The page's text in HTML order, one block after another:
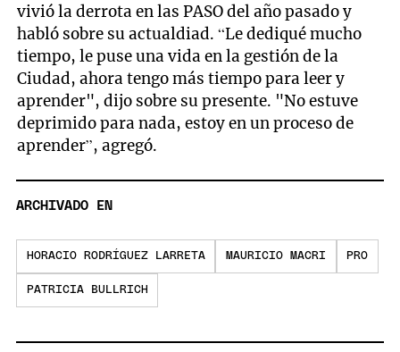
vivió la derrota en las PASO del año pasado y
habló sobre su actualdiad. “Le dediqué mucho
tiempo, le puse una vida en la gestión de la
Ciudad, ahora tengo más tiempo para leer y
aprender", dijo sobre su presente. "No estuve
deprimido para nada, estoy en un proceso de
aprender”, agregó.
ARCHIVADO EN
HORACIO RODRÍGUEZ LARRETA MAURICIO MACRI PRO
PATRICIA BULLRICH